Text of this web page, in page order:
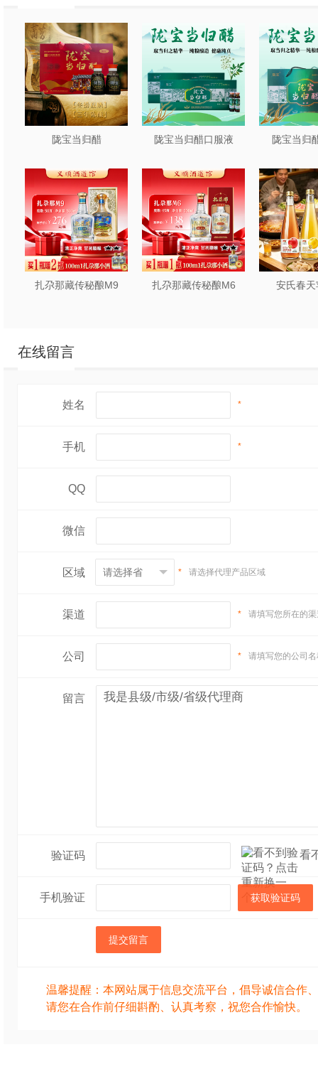
陇宝当归醋 陇宝当归醋口服液 陇宝当归
扎尕那藏传秘酿M9 扎尕那藏传秘酿M6 安氏春天
在线留言
姓名 *
手机 *
QQ
微信
区域 * 请选择代理产品区域
渠道 * 请填写您所在的
公司 * 请填写您的公司
留言
验证码 看
手机验证 获取验证码
提交留言
温馨提醒：本网站属于信息交流平台，倡导诚信合作
请您在合作前仔细斟酌、认真考察，祝您合作愉快。